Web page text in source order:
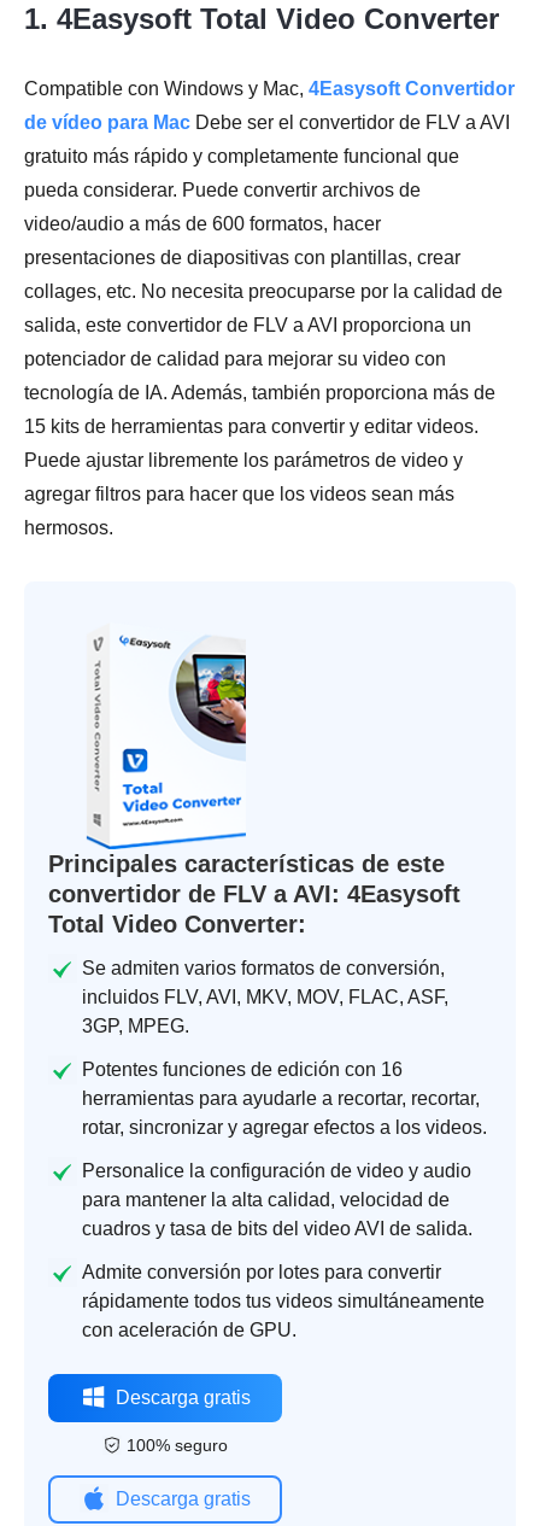
1. 4Easysoft Total Video Converter
Compatible con Windows y Mac, 4Easysoft Convertidor
de vídeo para Mac Debe ser el convertidor de FLV a AVI
gratuito más rápido y completamente funcional que
pueda considerar. Puede convertir archivos de
video/audio a más de 600 formatos, hacer
presentaciones de diapositivas con plantillas, crear
collages, etc. No necesita preocuparse por la calidad de
salida, este convertidor de FLV a AVI proporciona un
potenciador de calidad para mejorar su video con
tecnología de IA. Además, también proporciona más de
15 kits de herramientas para convertir y editar videos.
Puede ajustar libremente los parámetros de video y
agregar filtros para hacer que los videos sean más
hermosos.
Principales características de este
convertidor de FLV a AVI: 4Easysoft
Total Video Converter:
Se admiten varios formatos de conversión,
incluidos FLV, AVI, MKV, MOV, FLAC, ASF,
3GP, MPEG.
Potentes funciones de edición con 16
herramientas para ayudarle a recortar, recortar,
rotar, sincronizar y agregar efectos a los videos.
Personalice la configuración de video y audio
para mantener la alta calidad, velocidad de
cuadros y tasa de bits del video AVI de salida.
Admite conversión por lotes para convertir
rápidamente todos tus videos simultáneamente
con aceleración de GPU.
Descarga gratis
100% seguro
Descarga gratis